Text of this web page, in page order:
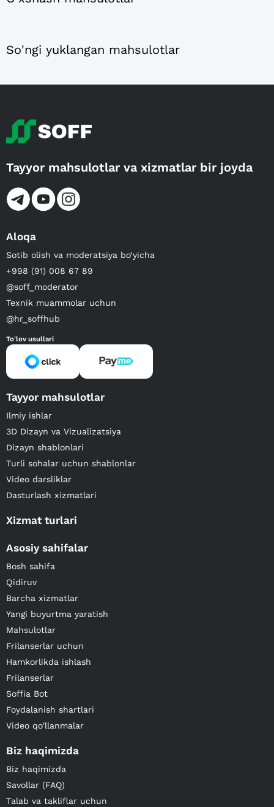
So'ngi yuklangan mahsulotlar
Tayyor mahsulotlar va xizmatlar bir joyda
Aloqa
Sotib olish va moderatsiya bo‘yicha
+998 (91) 008 67 89
@soff_moderator
Texnik muammolar uchun
@hr_soffhub
To'lov usullari
Tayyor mahsulotlar
Ilmiy ishlar
3D Dizayn va Vizualizatsiya
Dizayn shablonlari
Turli sohalar uchun shablonlar
Video darsliklar
Dasturlash xizmatlari
Xizmat turlari
Asosiy sahifalar
Bosh sahifa
Qidiruv
Barcha xizmatlar
Yangi buyurtma yaratish
Mahsulotlar
Frilanserlar uchun
Hamkorlikda ishlash
Frilanserlar
Soffia Bot
Foydalanish shartlari
Video qo'llanmalar
Biz haqimizda
Biz haqimizda
Savollar (FAQ)
Talab va takliflar uchun